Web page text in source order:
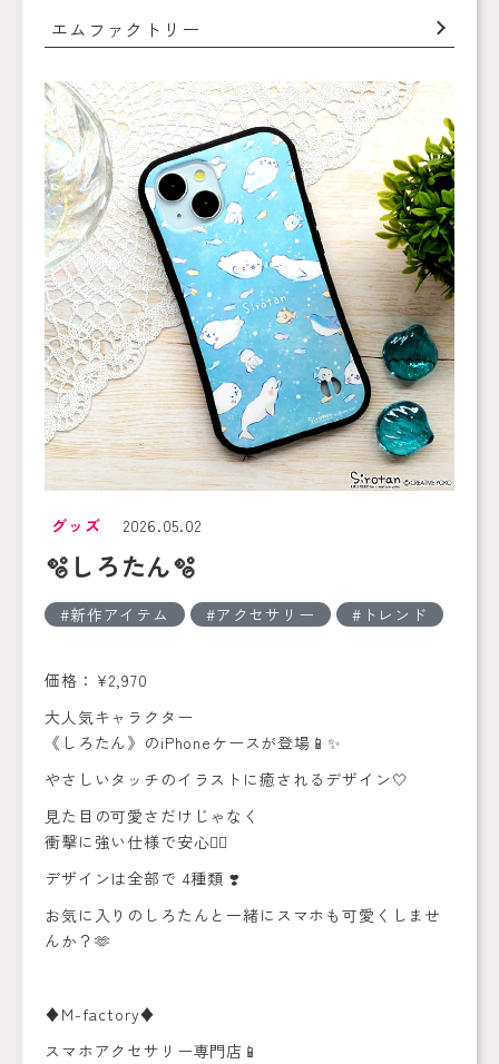
エムファクトリー
グッズ 2026.05.02
🫧しろたん🫧
新作アイテム アクセサリー トレンド
価格：¥2,970
大人気キャラクター
《しろたん》のiPhoneケースが登場📱✨
やさしいタッチのイラストに癒されるデザイン🤍
見た目の可愛さだけじゃなく
衝撃に強い仕様で安心🙆‍♀️
デザインは全部で 4種類 ❣️
お気に入りのしろたんと一緒にスマホも可愛くしませ
んか？🫶
♦️M-factory♦️
スマホアクセサリー専門店📱